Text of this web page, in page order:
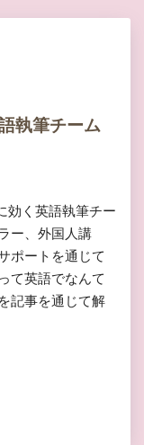
執筆チーム
効く英語執筆チー
ー、外国人講
ポートを通じて
て英語でなんて
記事を通じて解